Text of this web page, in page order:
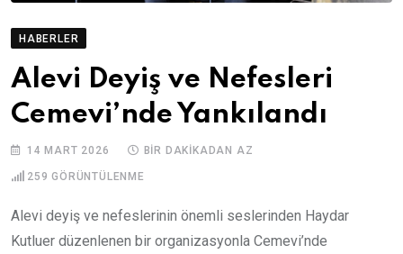
HABERLER
Alevi Deyiş ve Nefesleri
Cemevi’nde Yankılandı
14 MART 2026 BIR DAKIKADAN AZ
259 GÖRÜNTÜLENME
Alevi deyiş ve nefeslerinin önemli seslerinden Haydar
Kutluer düzenlenen bir organizasyonla Cemevi’nde